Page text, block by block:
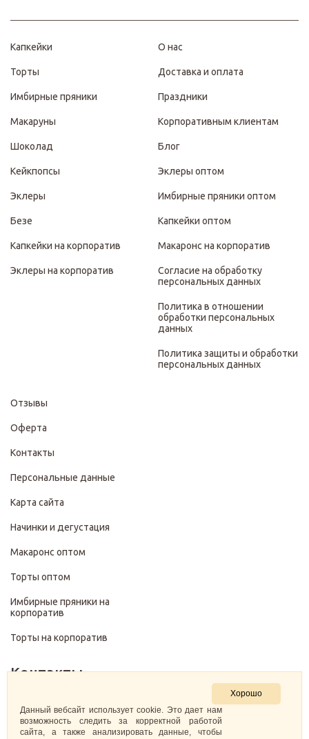
Капкейки
Торты
Имбирные пряники
Макаруны
Шоколад
Кейкпопсы
Эклеры
Безе
Капкейки на корпоратив
Эклеры на корпоратив
О нас
Доставка и оплата
Праздники
Корпоративным клиентам
Блог
Эклеры оптом
Имбирные пряники оптом
Капкейки оптом
Макаронс на корпоратив
Согласие на обработку
персональных данных
Политика в отношении
обработки персональных
данных
Политика защиты и обработки
персональных данных
Отзывы
Оферта
Контакты
Персональные данные
Карта сайта
Начинки и дегустация
Макаронс оптом
Торты оптом
Имбирные пряники на
корпоратив
Торты на корпоратив
Контакты
+7 (499) 322-28-29
pirojenka.rf@gmail.com
Хорошо
Данный вебсайт использует cookie. Это дает нам
возможность следить за корректной работой
сайта, а также анализировать данные, чтобы